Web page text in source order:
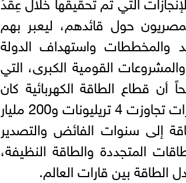
حول قائدهم، ليعبر بهم
والمخططات واستهداف الدولة
والمشروعات القومية الكبرى، التي
قطاع الطاقة الكهربائية كان
شاهدا على الإنجاز بإجمالي استثمارات تجاوزت 4 تريليونات و200 مليار
إلى سنوات الفائض والتصدير
المتجددة والطاقة النظيفة،
الطاقة بين قارات العالم.